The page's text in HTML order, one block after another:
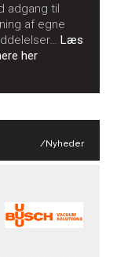
adgang til
af egne
Læs
her
/Nyheder